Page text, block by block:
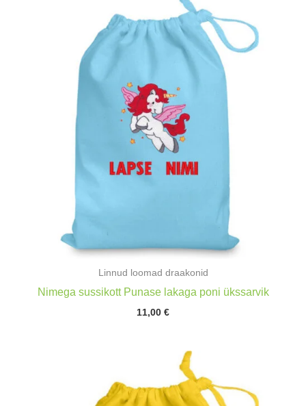
Linnud loomad draakonid
Nimega sussikott Punase lakaga poni ükssarvik
11,00 €